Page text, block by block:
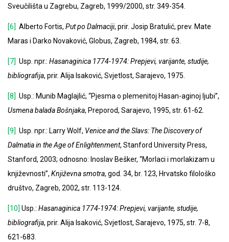
Sveučilišta u Zagrebu, Zagreb, 1999/2000, str. 349-354.
[6] Alberto Fortis, Put po Dalmaciji, prir. Josip Bratulić, prev. Mate
Maras i Darko Novaković, Globus, Zagreb, 1984, str. 63.
[7] Usp. npr.: Hasanaginica 1774-1974: Prepjevi, varijante, studije,
bibliografija, prir. Alija Isaković, Svjetlost, Sarajevo, 1975.
[8] Usp.: Munib Maglajlić, “Pjesma o plemenitoj Hasan-aginoj ljubi”,
Usmena balada Bošnjaka, Preporod, Sarajevo, 1995, str. 61-62.
[9] Usp. npr.: Larry Wolf, Venice and the Slavs: The Discovery of
Dalmatia in the Age of Enlightenment, Stanford University Press,
Stanford, 2003; odnosno: Inoslav Bešker, “Morlaci i morlakizam u
književnosti”, Književna smotra, god. 34, br. 123, Hrvatsko filološko
društvo, Zagreb, 2002, str. 113-124.
[10] Usp.: Hasanaginica 1774-1974: Prepjevi, varijante, studije,
bibliografija, prir. Alija Isaković, Svjetlost, Sarajevo, 1975, str. 7-8,
621-683.